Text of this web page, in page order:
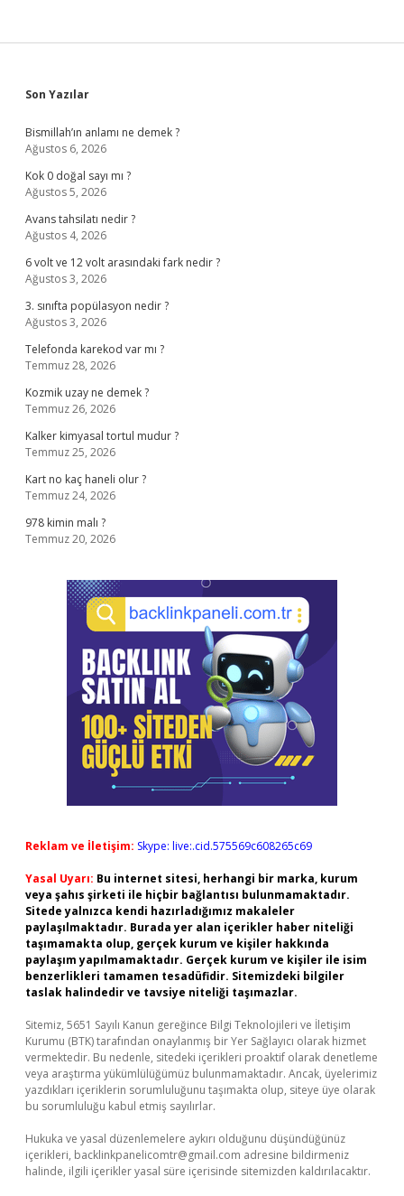
Sidebar
Son Yazılar
Bismillah’ın anlamı ne demek ?
Ağustos 6, 2026
Kok 0 doğal sayı mı ?
Ağustos 5, 2026
Avans tahsilatı nedir ?
Ağustos 4, 2026
6 volt ve 12 volt arasındaki fark nedir ?
Ağustos 3, 2026
3. sınıfta popülasyon nedir ?
Ağustos 3, 2026
Telefonda karekod var mı ?
Temmuz 28, 2026
Kozmik uzay ne demek ?
Temmuz 26, 2026
Kalker kimyasal tortul mudur ?
Temmuz 25, 2026
Kart no kaç haneli olur ?
Temmuz 24, 2026
978 kimin malı ?
Temmuz 20, 2026
Reklam ve İletişim: Skype: live:.cid.575569c608265c69
Yasal Uyarı: Bu internet sitesi, herhangi bir marka, kurum
veya şahıs şirketi ile hiçbir bağlantısı bulunmamaktadır.
Sitede yalnızca kendi hazırladığımız makaleler
paylaşılmaktadır. Burada yer alan içerikler haber niteliği
taşımamakta olup, gerçek kurum ve kişiler hakkında
paylaşım yapılmamaktadır. Gerçek kurum ve kişiler ile isim
benzerlikleri tamamen tesadüfidir. Sitemizdeki bilgiler
taslak halindedir ve tavsiye niteliği taşımazlar.
Sitemiz, 5651 Sayılı Kanun gereğince Bilgi Teknolojileri ve İletişim
Kurumu (BTK) tarafından onaylanmış bir Yer Sağlayıcı olarak hizmet
vermektedir. Bu nedenle, sitedeki içerikleri proaktif olarak denetleme
veya araştırma yükümlülüğümüz bulunmamaktadır. Ancak, üyelerimiz
yazdıkları içeriklerin sorumluluğunu taşımakta olup, siteye üye olarak
bu sorumluluğu kabul etmiş sayılırlar.
Hukuka ve yasal düzenlemelere aykırı olduğunu düşündüğünüz
içerikleri, backlinkpanelicomtr@gmail.com adresine bildirmeniz
halinde, ilgili içerikler yasal süre içerisinde sitemizden kaldırılacaktır.